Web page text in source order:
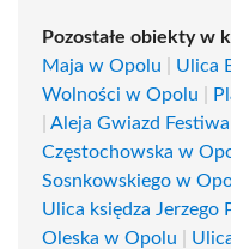
Pozostałe obiekty w
Maja w Opolu
Ulica
Wolności w Opolu
Aleja Gwiazd
Częstochowska w
Sosnkowskiego w
Ulica księdza Jerzego
Oleska w Opolu